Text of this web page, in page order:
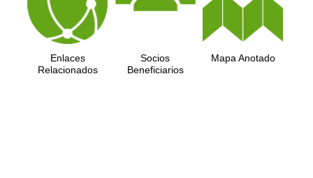
Enlaces
Relacionados
Socios
Beneficiarios
Mapa Anotado